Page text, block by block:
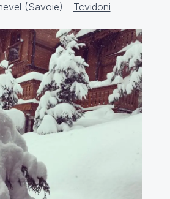
(Savoie) - Tcvidoni